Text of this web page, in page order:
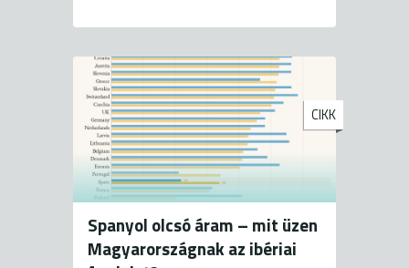
CIKK
Spanyol olcsó áram – mit üzen
Magyarországnak az ibériai